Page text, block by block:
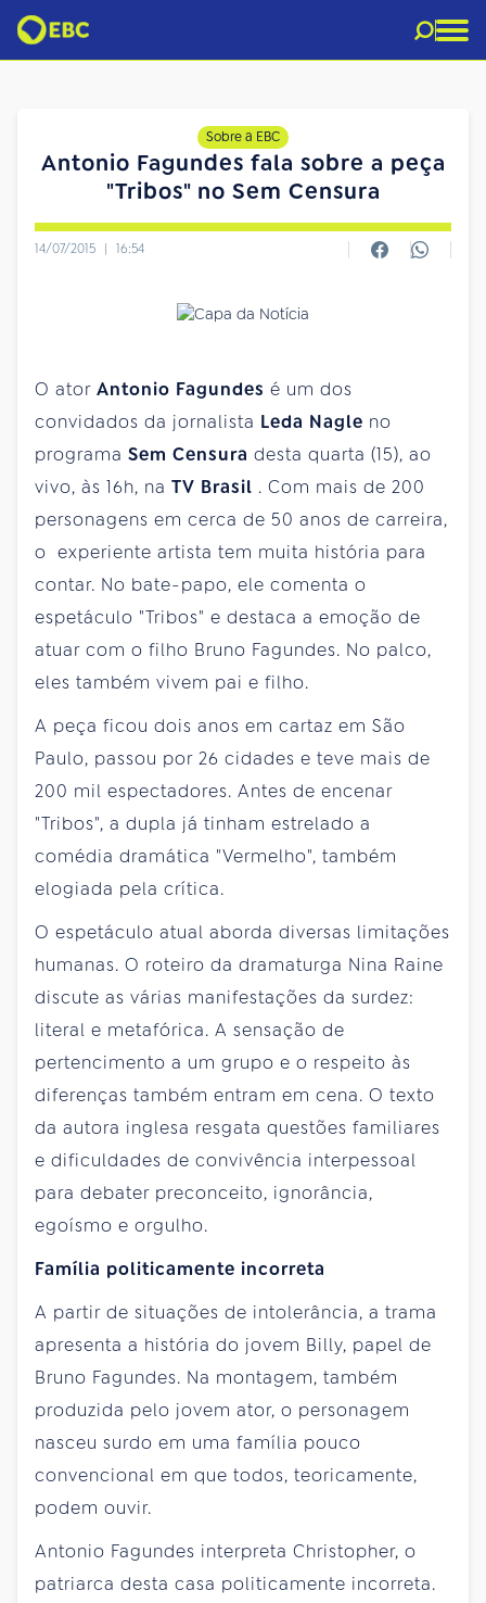
Sobre a EBC
Antonio Fagundes fala sobre a peça
"Tribos" no Sem Censura
14/07/2015 | 16:54
O ator Antonio Fagundes é um dos
convidados da jornalista Leda Nagle no
programa Sem Censura desta quarta (15), ao
vivo, às 16h, na TV Brasil . Com mais de 200
personagens em cerca de 50 anos de carreira,
o experiente artista tem muita história para
contar. No bate-papo, ele comenta o
espetáculo "Tribos" e destaca a emoção de
atuar com o filho Bruno Fagundes. No palco,
eles também vivem pai e filho.
A peça ficou dois anos em cartaz em São
Paulo, passou por 26 cidades e teve mais de
200 mil espectadores. Antes de encenar
"Tribos", a dupla já tinham estrelado a
comédia dramática "Vermelho", também
elogiada pela crítica.
O espetáculo atual aborda diversas limitações
humanas. O roteiro da dramaturga Nina Raine
discute as várias manifestações da surdez:
literal e metafórica. A sensação de
pertencimento a um grupo e o respeito às
diferenças também entram em cena. O texto
da autora inglesa resgata questões familiares
e dificuldades de convivência interpessoal
para debater preconceito, ignorância,
egoísmo e orgulho.
Família politicamente incorreta
A partir de situações de intolerância, a trama
apresenta a história do jovem Billy, papel de
Bruno Fagundes. Na montagem, também
produzida pelo jovem ator, o personagem
nasceu surdo em uma família pouco
convencional em que todos, teoricamente,
podem ouvir.
Antonio Fagundes interpreta Christopher, o
patriarca desta casa politicamente incorreta.